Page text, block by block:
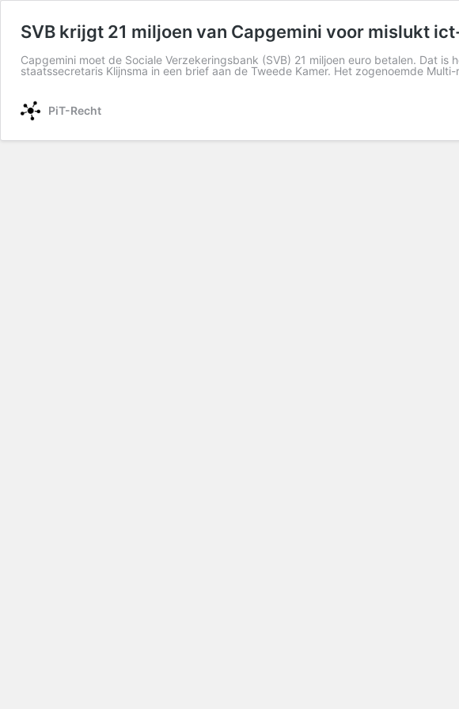
SVB krijgt 21 miljoen van Capgemini voor mislukt
Capgemini moet de Sociale Verzekeringsbank (SVB) 21 miljoen euro betalen. Dat
staatssecretaris Klijnsma in een brief aan de Tweede Kamer. Het zogenoemde
PiT-Recht